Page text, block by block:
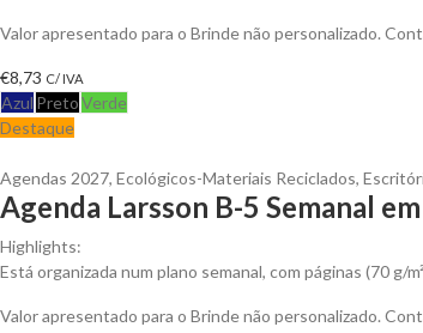
Valor apresentado para o Brinde não personalizado.
€8,73 C/ IVA
Azul PretoVerde
Destaque
Agendas 2027, Ecológicos-Materiais Reciclados,
Agenda Larsson B-5 Semanal
Highlights:
Está organizada num plano semanal, com páginas (70
Valor apresentado para o Brinde não personalizado.